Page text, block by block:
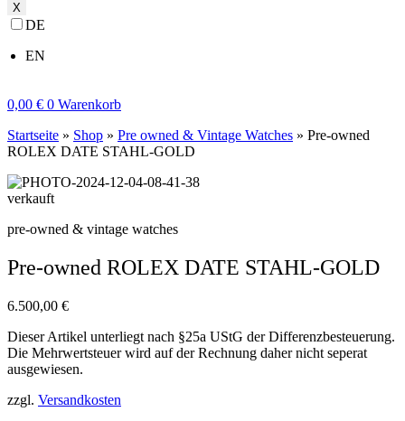
X
DE
EN
0,00 € 0 Warenkorb
Startseite » Shop » Pre owned & Vintage Watches » Pre-owned
ROLEX DATE STAHL-GOLD
verkauft
pre-owned & vintage watches
Pre-owned ROLEX DATE STAHL-GOLD
6.500,00 €
Dieser Artikel unterliegt nach §25a UStG der Differenzbesteuerung.
Die Mehrwertsteuer wird auf der Rechnung daher nicht seperat
ausgewiesen.
zzgl. Versandkosten